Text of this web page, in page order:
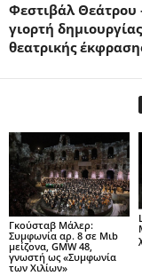
Φεστιβάλ Θεάτρου
γιορτή
θεατρικής
Γκούσταβ Μάλερ:
Συμφωνία αρ. 8 σε Μιb
μείζονα, GMW 48,
γνωστή ως «Συμφωνία
των Χιλίων»